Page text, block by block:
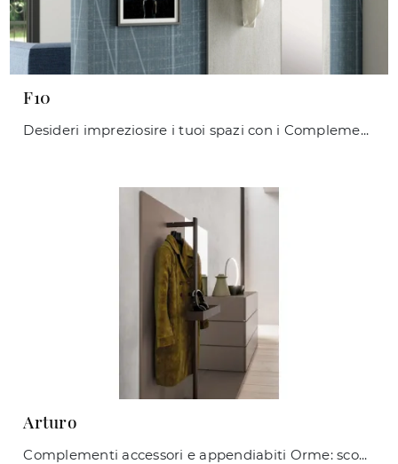
F10
Desideri impreziosire i tuoi spazi con i Complementi Maconi? Eccoti diversi modelli di appendiabiti in melaminico come F10.
Arturo
Complementi accessori e appendiabiti Orme: scopri come completare i tuoi interni moderni con il modello Arturo.